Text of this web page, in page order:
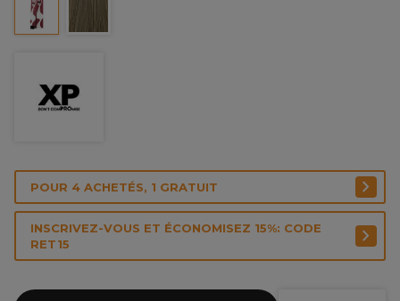
POUR 4 ACHETÉS, 1 GRATUIT
INSCRIVEZ-VOUS ET ÉCONOMISEZ 15%: CODE
RET15